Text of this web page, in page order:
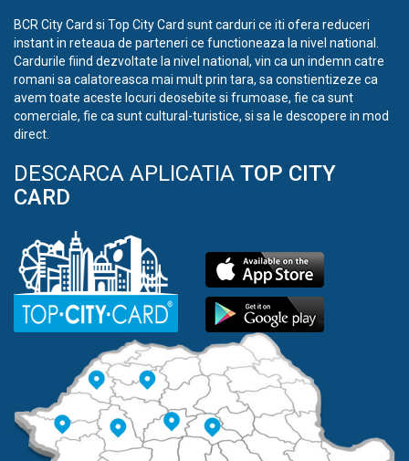
BCR City Card si Top City Card sunt carduri ce iti ofera reduceri
instant in reteaua de parteneri ce functioneaza la nivel national.
Cardurile fiind dezvoltate la nivel national, vin ca un indemn catre
romani sa calatoreasca mai mult prin tara, sa constientizeze ca
avem toate aceste locuri deosebite si frumoase, fie ca sunt
comerciale, fie ca sunt cultural-turistice, si sa le descopere in mod
direct.
DESCARCA APLICATIA TOP CITY
CARD